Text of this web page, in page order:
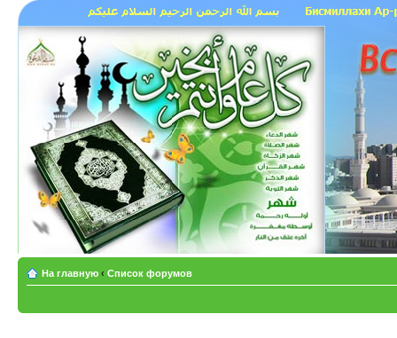
На главную ‹ Список форумов